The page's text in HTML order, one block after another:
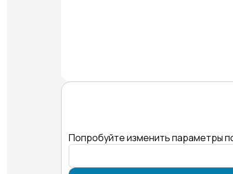
Попробуйте изменить параметры